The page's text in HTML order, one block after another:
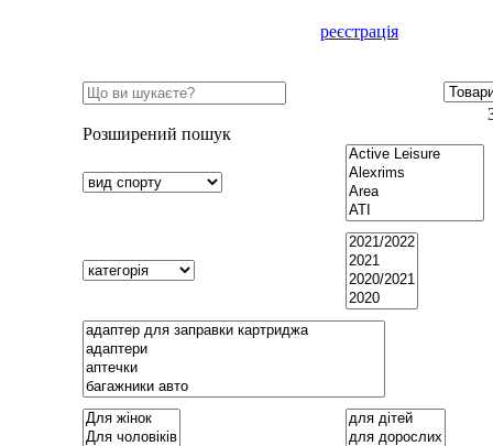
реєстрація
Розширений пошук